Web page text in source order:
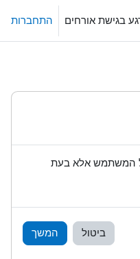
בגישת אורחים התחברות
המשתמש אלא בעת
ביטול המשך